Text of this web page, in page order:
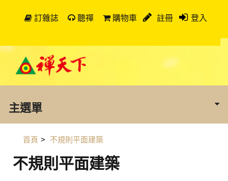
訂雜誌 聽禪 購物車 註冊 登入
主選單
首頁 > 不規則平面建築
不規則平面建築